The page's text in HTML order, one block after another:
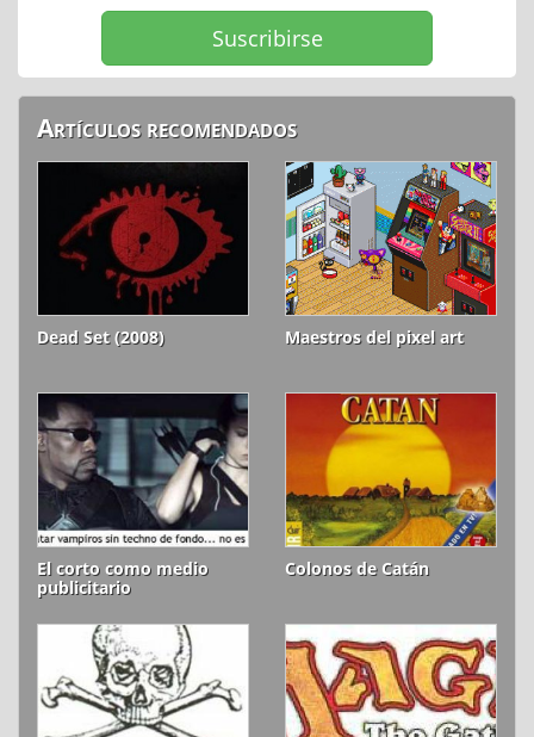
Artículos recomendados
Dead Set (2008) Maestros del pixel art
El corto como medio
publicitario
Colonos de Catán